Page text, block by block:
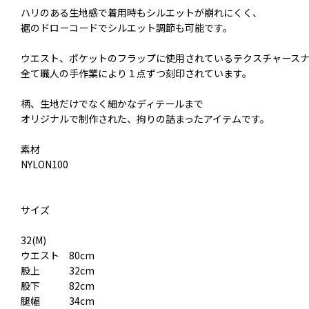
ハリのある生地感で着用時もシルエットが崩れにくく、
裾のドローコードでシルエット調節も可能です。
ウエスト、ポケットのフラップに使用されているテクスチャース
全て職人の手作業により１点ずつ刻印されています。
柄、生地だけでなく細かなディテールまで
オリジナルで制作された、拘りの詰まったアイテムです。
素材
NYLON100
サイズ
32(M)
ウエスト 80cm
股上 32cm
股下 82cm
腿幅 34cm